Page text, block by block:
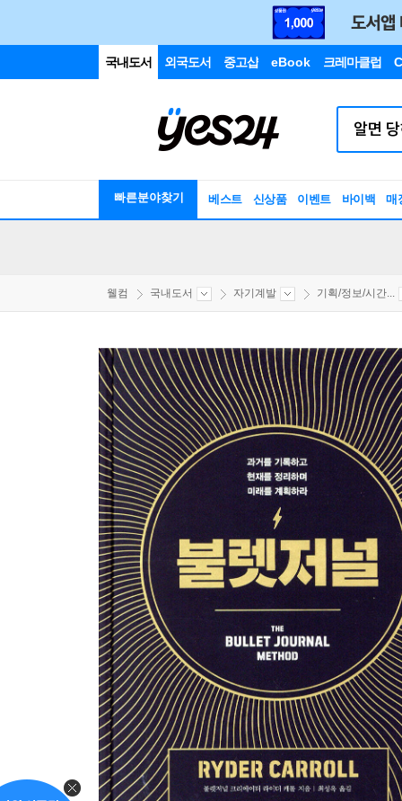
국내도서 외국도서 중고샵 eBook 크레마클럽
빠른분야찾기 베스트 신상품 이벤트 바이백 매
웰컴 국내도서 자기계발 기획/정보/시간...